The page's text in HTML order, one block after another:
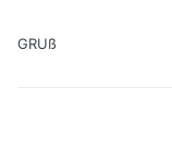
GRUß